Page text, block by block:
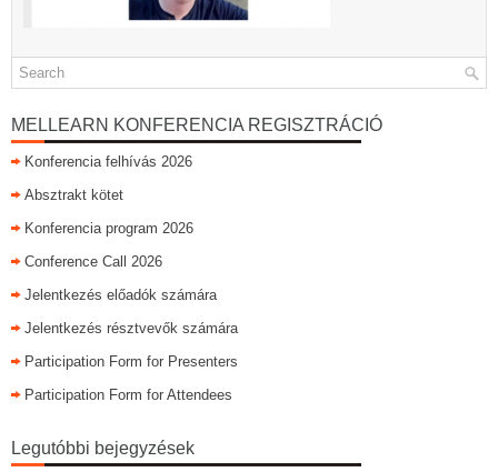
MELLEARN KONFERENCIA REGISZTRÁCIÓ
Konferencia felhívás 2026
Absztrakt kötet
Konferencia program 2026
Conference Call 2026
Jelentkezés előadók számára
Jelentkezés résztvevők számára
Participation Form for Presenters
Participation Form for Attendees
Legutóbbi bejegyzések